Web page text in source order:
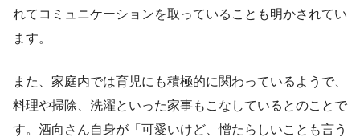
れてコミュニケーションを取っていることも明かされてい
ます。
また、家庭内では育児にも積極的に関わっているようで、
料理や掃除、洗濯といった家事もこなしているとのことで
す。酒向さん自身が「可愛いけど、憎たらしいことも言う